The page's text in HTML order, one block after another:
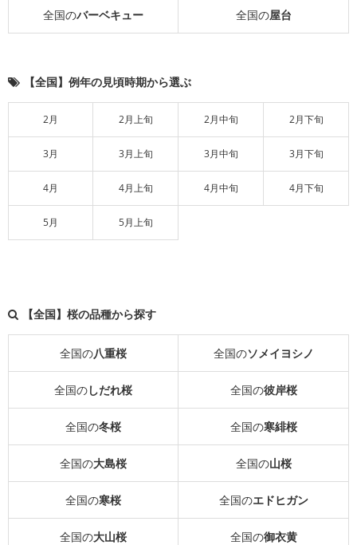
全国のバーベキュー 全国の屋台
【全国】例年の見頃時期から選ぶ
2月 2月上旬 2月中旬 2月下旬
3月 3月上旬 3月中旬 3月下旬
4月 4月上旬 4月中旬 4月下旬
5月 5月上旬
【全国】桜の品種から探す
全国の八重桜 全国のソメイヨシノ
全国のしだれ桜 全国の彼岸桜
全国の冬桜 全国の寒緋桜
全国の大島桜 全国の山桜
全国の寒桜 全国のエドヒガン
全国の大山桜 全国の御衣黄